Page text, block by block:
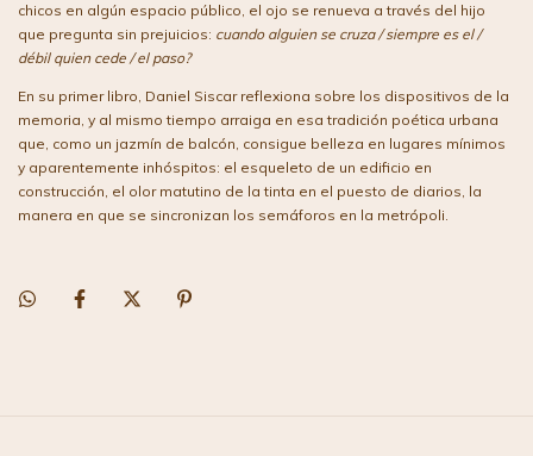
chicos en algún espacio público, el ojo se renueva a través del hijo
que pregunta sin prejuicios: cuando alguien se cruza / siempre es el /
débil quien cede / el paso?
En su primer libro, Daniel Siscar reflexiona sobre los dispositivos de la
memoria, y al mismo tiempo arraiga en esa tradición poética urbana
que, como un jazmín de balcón, consigue belleza en lugares mínimos
y aparentemente inhóspitos: el esqueleto de un edificio en
construcción, el olor matutino de la tinta en el puesto de diarios, la
manera en que se sincronizan los semáforos en la metrópoli.